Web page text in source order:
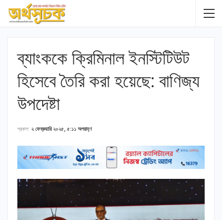
ব্যাংককে ক্রিমিনাল ইনস্টিটিউট
হিসেবে তৈরি করা হয়েছে: বাণিজ্য
উপদেষ্টা
প্রকাশ ২ ফেব্রুয়ারি ২০২৫, ৫:১১ অপরাহ্ণ